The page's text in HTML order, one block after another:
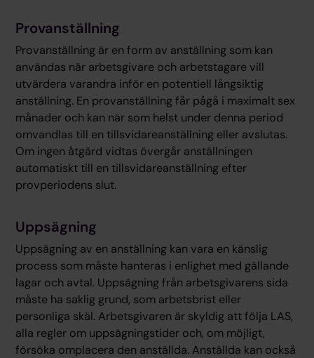
Provanställning
Provanställning är en form av anställning som kan
användas när arbetsgivare och arbetstagare vill
utvärdera varandra inför en potentiell långsiktig
anställning. En provanställning får pågå i maximalt sex
månader och kan när som helst under denna period
omvandlas till en tillsvidareanställning eller avslutas.
Om ingen åtgärd vidtas övergår anställningen
automatiskt till en tillsvidareanställning efter
provperiodens slut.
Uppsägning
Uppsägning av en anställning kan vara en känslig
process som måste hanteras i enlighet med gällande
lagar och avtal. Uppsägning från arbetsgivarens sida
måste ha saklig grund, som arbetsbrist eller
personliga skäl. Arbetsgivaren är skyldig att följa LAS,
alla regler om uppsägningstider och, om möjligt,
försöka omplacera den anställda. Anställda kan också